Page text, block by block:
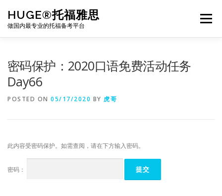
content
HUGE®托福雅思
做国内最专业的托福备考平台
Menu
密码保护：2020口语免费活动任务
Day66
POSTED ON 05/17/2020 BY 虎哥
此内容受密码保护。如需查阅，请在下方输入密码。
密码：